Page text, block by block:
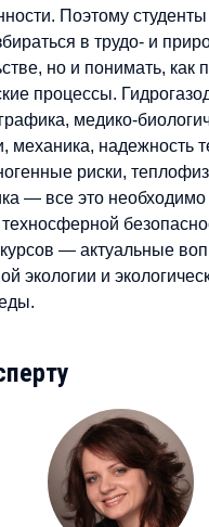
Поэтому
в трудо- и
но и понимать, как
процессы.
медико-
механика, надежность
риски,
— все это необходимо
— актуальные
экологии и